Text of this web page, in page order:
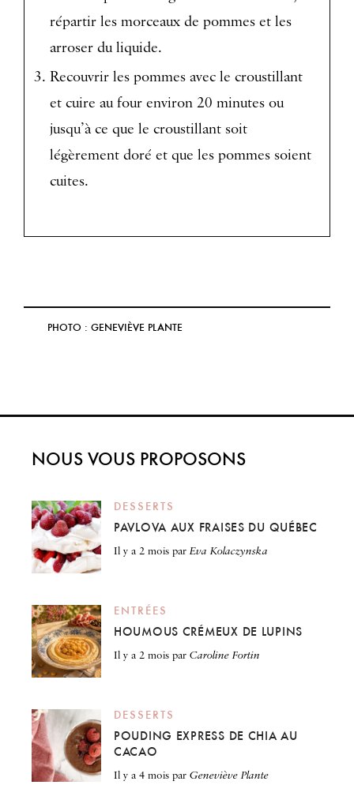
répartir les morceaux de pommes et les
arroser du liquide.
Recouvrir les pommes avec le croustillant
et cuire au four environ 20 minutes ou
jusqu’à ce que le croustillant soit
légèrement doré et que les pommes soient
cuites.
PHOTO : GENEVIÈVE PLANTE
NOUS VOUS PROPOSONS
DESSERTS
PAVLOVA AUX FRAISES DU QUÉBEC
il y a 2 mois par Eva Kolaczynska
ENTRÉES
HOUMOUS CRÉMEUX DE LUPINS
il y a 2 mois par Caroline Fortin
DESSERTS
POUDING EXPRESS DE CHIA AU
CACAO
il y a 4 mois par Geneviève Plante